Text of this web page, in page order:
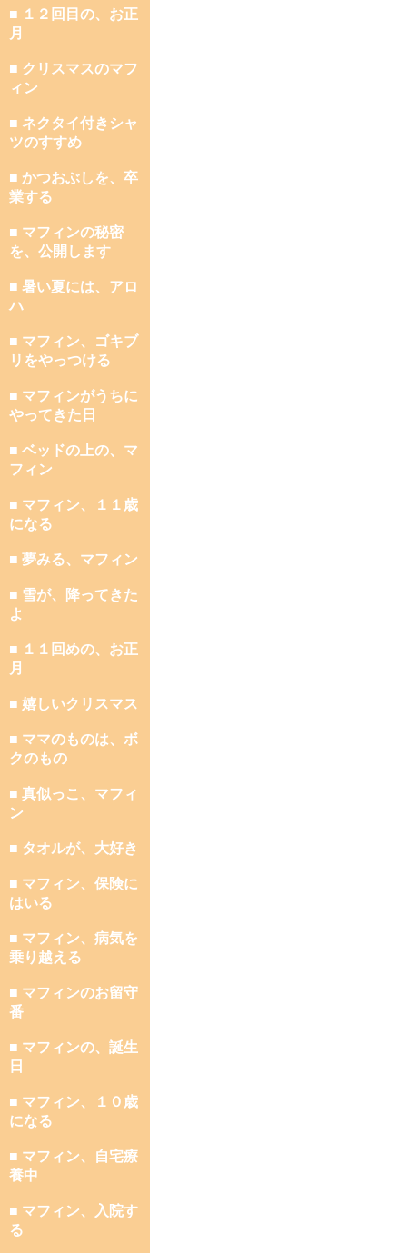
■ １２回目の、お正
月
■ クリスマスのマフ
ィン
■ ネクタイ付きシャ
ツのすすめ
■ かつおぶしを、卒
業する
■ マフィンの秘密
を、公開します
■ 暑い夏には、アロ
ハ
■ マフィン、ゴキブ
リをやっつける
■ マフィンがうちに
やってきた日
■ ベッドの上の、マ
フィン
■ マフィン、１１歳
になる
■ 夢みる、マフィン
■ 雪が、降ってきた
よ
■ １１回めの、お正
月
■ 嬉しいクリスマス
■ ママのものは、ボ
クのもの
■ 真似っこ、マフィ
ン
■ タオルが、大好き
■ マフィン、保険に
はいる
■ マフィン、病気を
乗り越える
■ マフィンのお留守
番
■ マフィンの、誕生
日
■ マフィン、１０歳
になる
■ マフィン、自宅療
養中
■ マフィン、入院す
る